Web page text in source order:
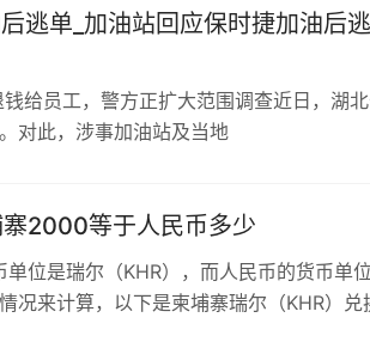
逃单_加油站回应保时捷加油后
给员工，警方正扩大范围调查近日，湖
对此，涉事加油站及当地
2000等于人民币多少
位是瑞尔（KHR），而人民币的货币单
况来计算，以下是柬埔寨瑞尔（KHR）兑